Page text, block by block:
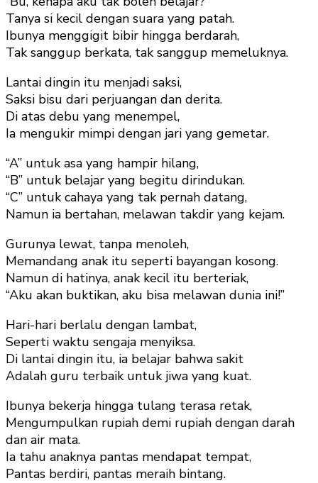
Tanya si kecil dengan suara yang patah.
Ibunya menggigit bibir hingga berdarah,
Tak sanggup berkata, tak sanggup memeluknya.
Lantai dingin itu menjadi saksi,
Saksi bisu dari perjuangan dan derita.
Di atas debu yang menempel,
Ia mengukir mimpi dengan jari yang gemetar.
“A” untuk asa yang hampir hilang,
“B” untuk belajar yang begitu dirindukan.
“C” untuk cahaya yang tak pernah datang,
Namun ia bertahan, melawan takdir yang kejam.
Gurunya lewat, tanpa menoleh,
Memandang anak itu seperti bayangan kosong.
Namun di hatinya, anak kecil itu berteriak,
“Aku akan buktikan, aku bisa melawan dunia ini!”
Hari-hari berlalu dengan lambat,
Seperti waktu sengaja menyiksa.
Di lantai dingin itu, ia belajar bahwa sakit
Adalah guru terbaik untuk jiwa yang kuat.
Ibunya bekerja hingga tulang terasa retak,
Mengumpulkan rupiah demi rupiah dengan darah
dan air mata.
Ia tahu anaknya pantas mendapat tempat,
Pantas berdiri, pantas meraih bintang.